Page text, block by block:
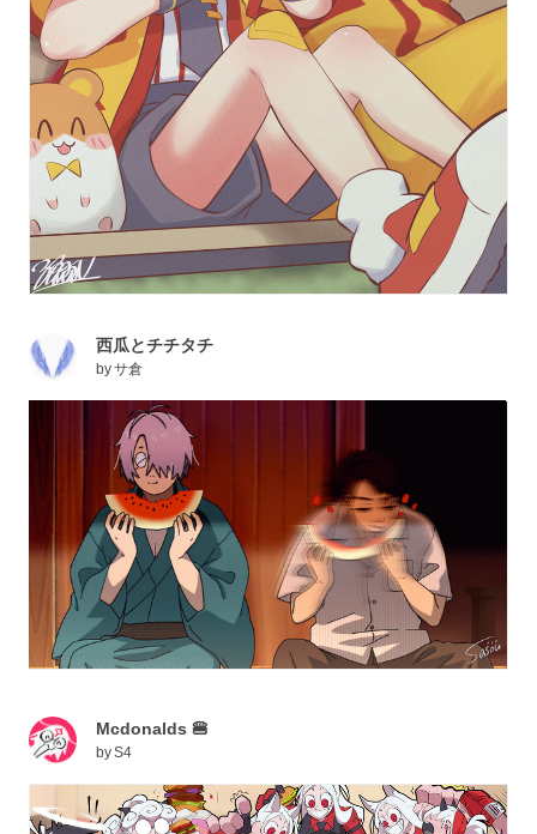
西瓜とチチタチ
byサ倉
Mcdonalds 🍔
byS4